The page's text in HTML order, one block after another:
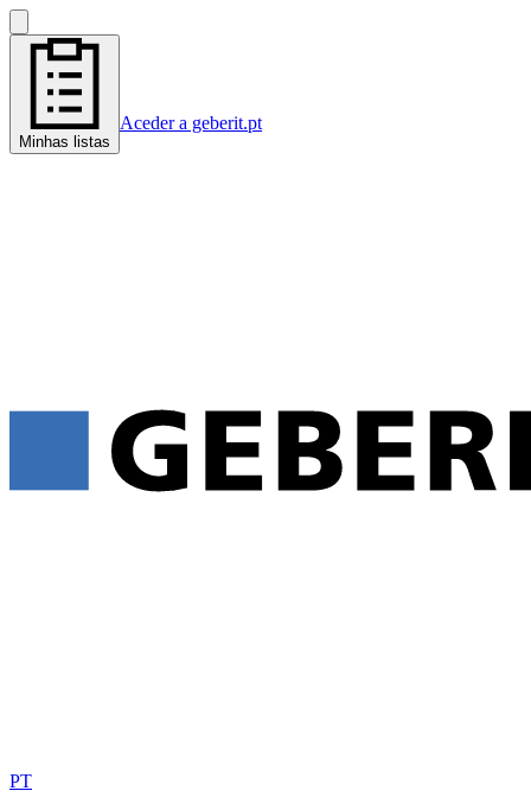
Minhas listas
Aceder a geberit.pt
PT